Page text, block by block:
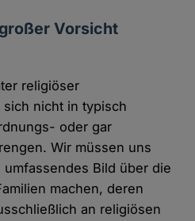
Vorsicht
religiöser
nicht in typisch
oder gar
Wir müssen uns
Bild über die
machen, deren
an religiösen